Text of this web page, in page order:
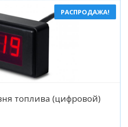
РАСПРОДАЖА!
топлива (цифровой)